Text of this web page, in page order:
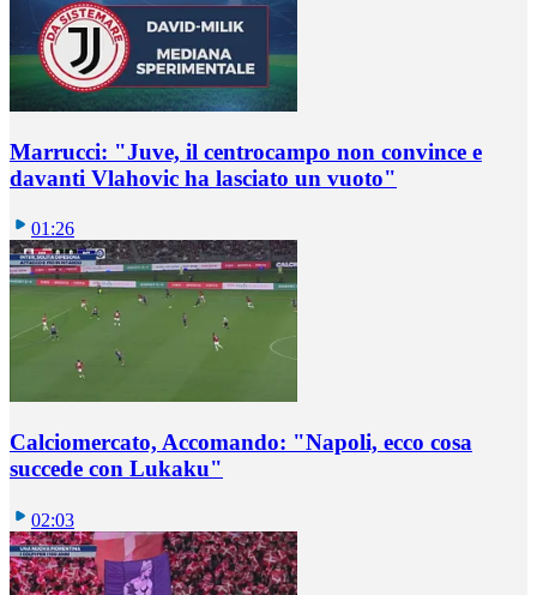
Marrucci: "Juve, il centrocampo non convince e
davanti Vlahovic ha lasciato un vuoto"
01:26
Calciomercato, Accomando: "Napoli, ecco cosa
succede con Lukaku"
02:03